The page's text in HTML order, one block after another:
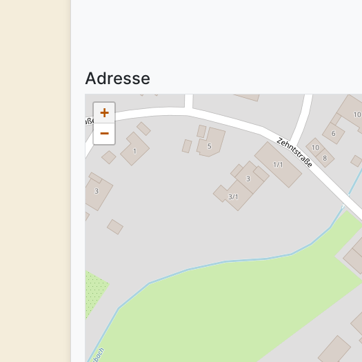
Adresse
+
−